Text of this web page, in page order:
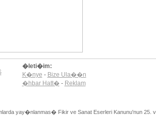
�leti�im:
K�nye - Bize Ula��n
�hbar Hatt�- Reklam
yay�nlanmas� Fikir ve Sanat Eserleri Kanunu'nun 25.